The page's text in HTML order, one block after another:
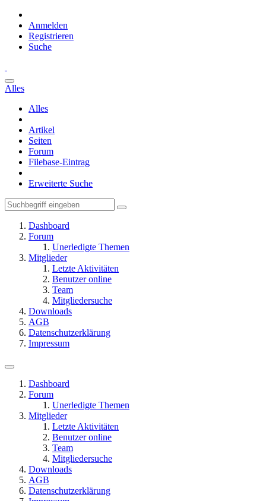
Anmelden
Registrieren
Suche
Alles
Alles
Artikel
Seiten
Forum
Filebase-Eintrag
Erweiterte Suche
Dashboard
Forum
Unerledigte Themen
Mitglieder
Letzte Aktivitäten
Benutzer online
Team
Mitgliedersuche
Downloads
AGB
Datenschutzerklärung
Impressum
Dashboard
Forum
Unerledigte Themen
Mitglieder
Letzte Aktivitäten
Benutzer online
Team
Mitgliedersuche
Downloads
AGB
Datenschutzerklärung